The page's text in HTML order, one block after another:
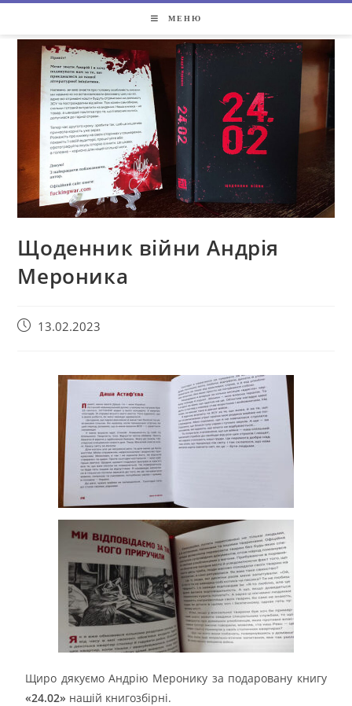
МЕНЮ
Щоденник війни Андрія
Мероника
13.02.2023
Щиро дякуємо Андрію Меронику за подаровану книгу
«24.02» нашій книгозбірні.